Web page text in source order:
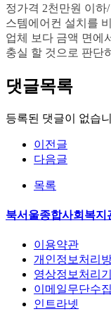
정가격 2천만원 이하/
스템에어컨 설치를
업체 보다 금액 면에
충실 할 것으로 판단
댓글목록
등록된 댓글이 없습
이전글
다음글
목록
북서울종합사회복지
이용약관
개인정보처리
영상정보처리기
이메일무단수
인트라넷